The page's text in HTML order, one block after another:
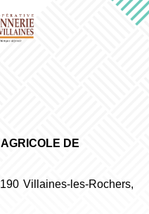
DE
Villaines-les-Rochers,